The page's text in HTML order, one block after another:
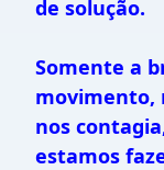
de solução.
Somente a
movimento,
nos
estamos